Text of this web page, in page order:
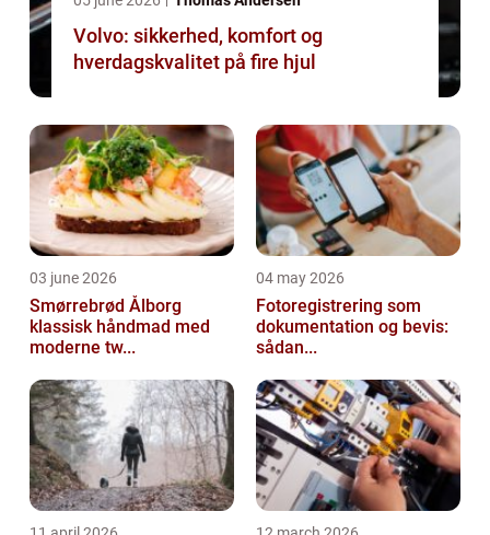
Volvo: sikkerhed, komfort og
hverdagskvalitet på fire hjul
03 june 2026
Smørrebrød Ålborg
klassisk håndmad med
moderne tw...
04 may 2026
Fotoregistrering som
dokumentation og bevis:
sådan...